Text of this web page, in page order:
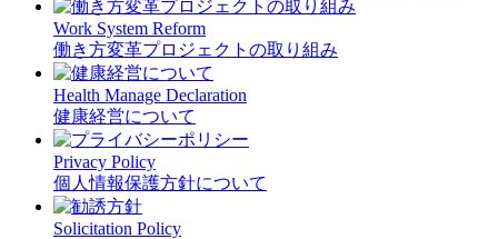
Work System Reform
働き方変革プロジェクトの取り組み
Health Manage Declaration
健康経営について
Privacy Policy
個人情報保護方針について
Solicitation Policy